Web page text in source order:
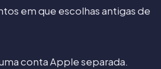
em que escolhas antigas de
conta Apple separada.